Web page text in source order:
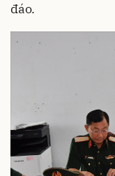
đáo.